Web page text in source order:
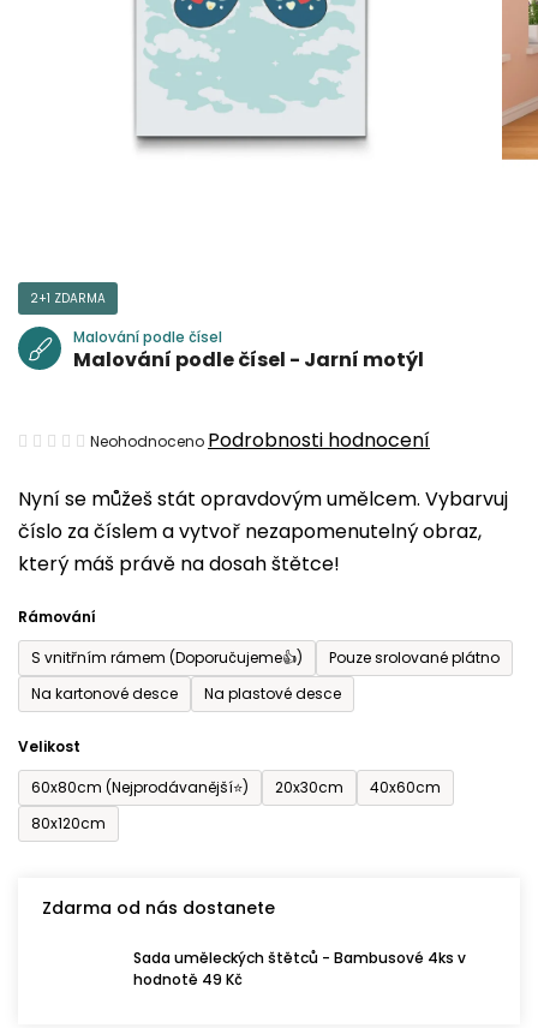
Nyní se můžeš stát opravdovým umělcem. Vybarvuj
číslo za číslem a vytvoř nezapomenutelný obraz,
který máš právě na dosah štětce!
Rámování
S vnitřním rámem (Doporučujeme👍)
Pouze srolované plátno
Na kartonové desce
Na plastové desce
Velikost
60x80cm (Nejprodávanější⭐)
20x30cm
40x60cm
80x120cm
Zdarma od nás dostanete
Sada uměleckých štětců - Bambusové 4ks v
hodnotě 49 Kč
2+1 ZDARMA
Malování podle čísel
Malování podle čísel - Jarní motýl
Průměrné
produktu
je
0,0
5
hvězdiček.
Neohodnoceno Podrobnosti hodnocení